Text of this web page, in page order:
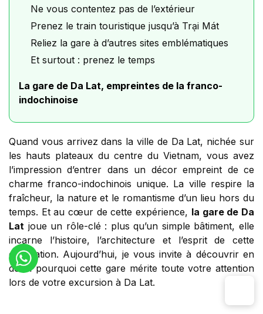
Ne vous contentez pas de l’extérieur
Prenez le train touristique jusqu’à Trại Mát
Reliez la gare à d’autres sites emblématiques
Et surtout : prenez le temps
La gare de Da Lat, empreintes de la franco-
indochinoise
Quand vous arrivez dans la ville de Da Lat, nichée sur
les hauts plateaux du centre du Vietnam, vous avez
l’impression d’entrer dans un décor empreint de ce
charme franco-indochinois unique. La ville respire la
fraîcheur, la nature et le romantisme d’un lieu hors du
temps. Et au cœur de cette expérience, la gare de Da
Lat joue un rôle-clé : plus qu’un simple bâtiment, elle
incarne l’histoire, l’architecture et l’esprit de cette
destination. Aujourd’hui, je vous invite à découvrir en
détail pourquoi cette gare mérite toute votre attention
lors de votre excursion à Da Lat.